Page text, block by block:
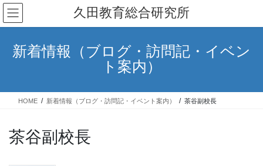
コ
ン
テ
キ
ナ
ビ
ゲ
に
久田教育総合研究所
新着情報（ブログ・訪問記・イベン
ト案内）
HOME 新着情報（ブログ・訪問記・イベント案内） 茶谷副校長
茶谷副校長